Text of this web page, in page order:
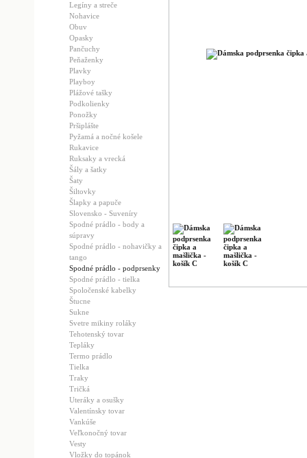
Legíny a streče
Nohavice
Obuv
Opasky
Pančuchy
Peňaženky
Plavky
Playboy
Plážové tašky
Podkolienky
Ponožky
Pršiplášte
Pyžamá a nočné košele
Rukavice
Ruksaky a vrecká
Šály a šatky
Šaty
Šiltovky
Šlapky a papuče
Slovensko - Suveníry
Spodné prádlo - body a
súpravy
Spodné prádlo - nohavičky a
tango
Spodné prádlo - podprsenky
Spodné prádlo - tielka
Spoločenské kabelky
Štucne
Sukne
Svetre mikiny roláky
Tehotenský tovar
Tepláky
Termo prádlo
Tielka
Traky
Tričká
Uteráky a osušky
Valentínsky tovar
Vankúše
Veľkonočný tovar
Vesty
Vložky do topánok